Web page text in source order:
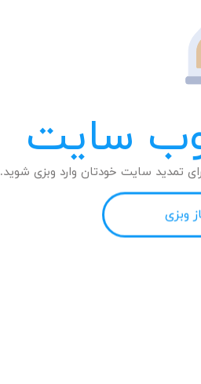
وب سایت
تمدید سایت خودتان وارد وبزی شوید.
وبزی